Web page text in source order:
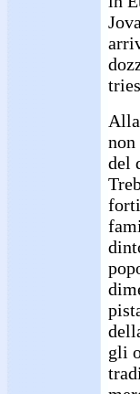
del
gli